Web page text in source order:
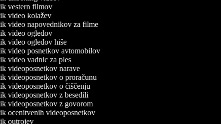
vestern filmov
video kolažev
video napovednikov za filme
video ogledov
video ogledov hiše
video posnetkov avtomobilov
video vadnic za ples
videoposnetkov narave
videoposnetkov o proračunu
videoposnetkov o čiščenju
videoposnetkov z besedili
videoposnetkov z govorom
ocenitvenih videoposnetkov
outrojev